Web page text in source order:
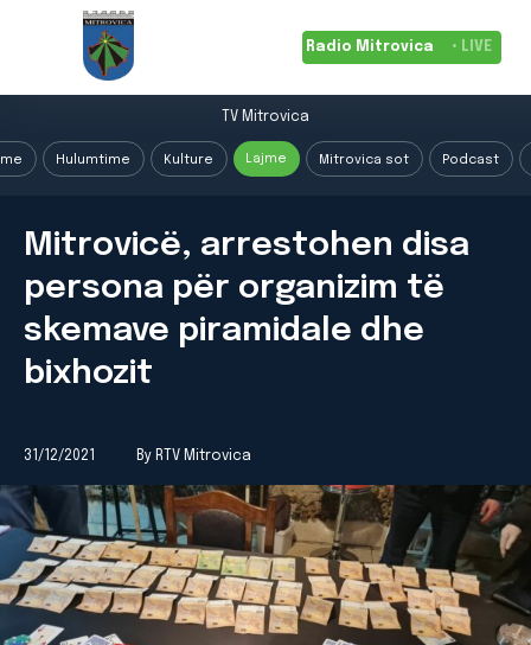
Radio Mitrovica • LIVE
TV Mitrovica
Hulumtime Kulture Lajme Mitrovica sot Podcast
Mitrovicë, arrestohen disa
persona për organizim të
skemave piramidale dhe
bixhozit
31/12/2021 By RTV Mitrovica